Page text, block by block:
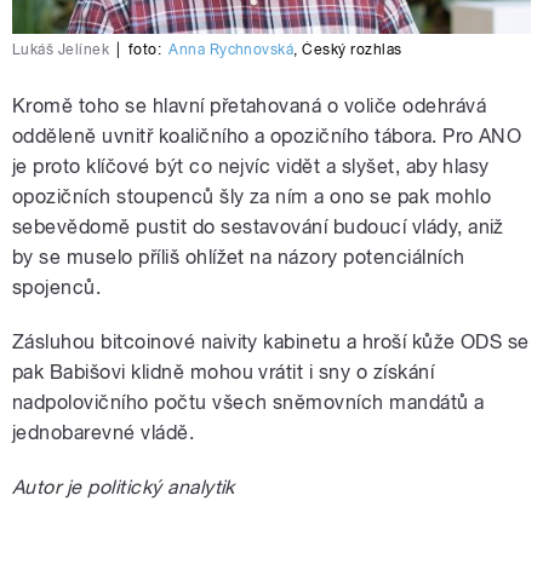
Lukáš Jelínek foto: Anna Rychnovská,Český rozhlas
Kromě toho se hlavní přetahovaná o voliče odehrává
odděleně uvnitř koaličního a opozičního tábora. Pro ANO
je proto klíčové být co nejvíc vidět a slyšet, aby hlasy
opozičních stoupenců šly za ním a ono se pak mohlo
sebevědomě pustit do sestavování budoucí vlády, aniž
by se muselo příliš ohlížet na názory potenciálních
spojenců.
Zásluhou bitcoinové naivity kabinetu a hroší kůže ODS se
pak Babišovi klidně mohou vrátit i sny o získání
nadpolovičního počtu všech sněmovních mandátů a
jednobarevné vládě.
Autor je politický analytik